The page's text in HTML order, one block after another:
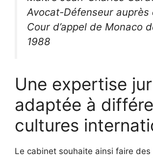
Avocat-Défenseur auprès
Cour d’appel de Monaco
1988
Une expertise
adaptée à
cultures
Le cabinet souhaite ainsi faire